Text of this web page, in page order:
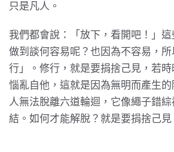
只是凡人。
我們都會說：「放下，看開吧！」
做到談何容易呢？也因為不容易，
行」。修行，就是要捐捨己見，若
惱亂自他，這就是因為無明而產生
人無法脫離六道輪迴，它像繩子錯
結。如何才能解脫？就是要捐捨己見